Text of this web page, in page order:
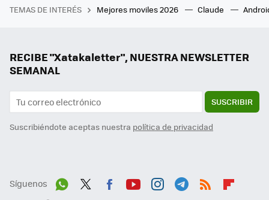
TEMAS DE INTERÉS Mejores moviles 2026 Claude
RECIBE "Xatakaletter", NUESTRA NEWSLETTER
SEMANAL
SUSCRIBIR
Suscribiéndote aceptas nuestra política de privacidad
Síguenos